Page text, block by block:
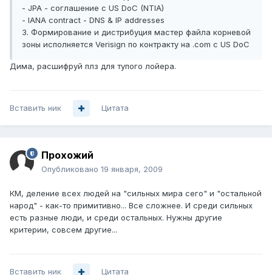
- JPA - соглашение с US DoC (NTIA)
- IANA contract - DNS & IP addresses
3. Формирование и дистрибуция мастер файла корневой
зоны исполняется Verisign по контракту на .com с US DoC
Дима, расшифруй плз для тупого лойера.
Вставить ник Цитата
Прохожий
Опубликовано 19 января, 2009
КМ, деление всех людей на "сильных мира сего" и "остальной
народ" - как-то примитивно... Все сложнее. И среди сильных
есть разные люди, и среди остальных. Нужны другие
критерии, совсем другие...
Вставить ник Цитата